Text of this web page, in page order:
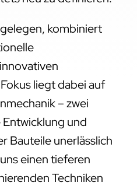
kombiniert
liegt dabei auf
– zwei
und
Bauteile unerlässlich
einen tieferen
Techniken